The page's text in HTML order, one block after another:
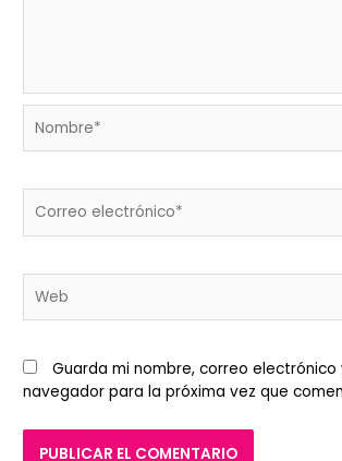
electrónico*
Guarda mi nombre, correo
navegador para la próxima vez que